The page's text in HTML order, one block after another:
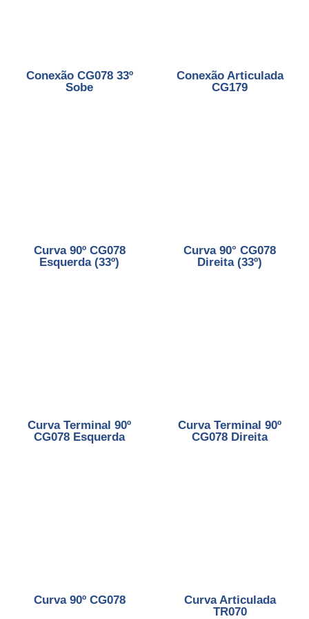
Conexão CG078 33º
Sobe
Conexão Articulada
CG179
Curva 90º CG078
Esquerda (33º)
Curva 90° CG078
Direita (33º)
Curva Terminal 90º
CG078 Esquerda
Curva Terminal 90º
CG078 Direita
Curva 90º CG078
Curva Articulada
TR070